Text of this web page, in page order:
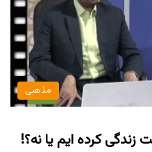
مذهبی
زندگی کرده ایم یا نه؟!